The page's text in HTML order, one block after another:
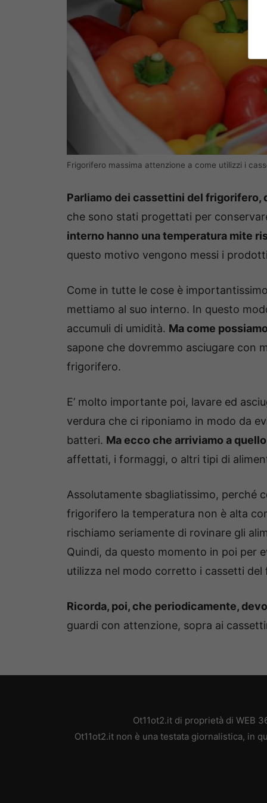
Frigorifero massima attenzione a come utilizzi i
Parliamo dei cassettini del frigorifero,
che sono stati progettati per
interno hanno una temperatura mite
questo motivo vengono messi i
Come in tutte le cose è
mettiamo al suo interno. In questo
accumuli di umidità. Ma come
sapone che dovremmo asciugare con
frigorifero.
E’ molto importante poi, lavare ed
verdura che ci riponiamo in modo da
batteri. Ma ecco che arriviamo a
affettati, i formaggi, o altri tipi di
Assolutamente sbagliatissimo, perché
frigorifero la temperatura non è alta
rischiamo seriamente di rovinare gli
Quindi, da questo momento in poi per
utilizza nel modo corretto i cassetti del
Ricorda, poi, che periodicamente,
guardi con attenzione, sopra ai
Ot11ot2.it di proprietà di WEB
Ot11ot2.it non è una testata giornalistica, in